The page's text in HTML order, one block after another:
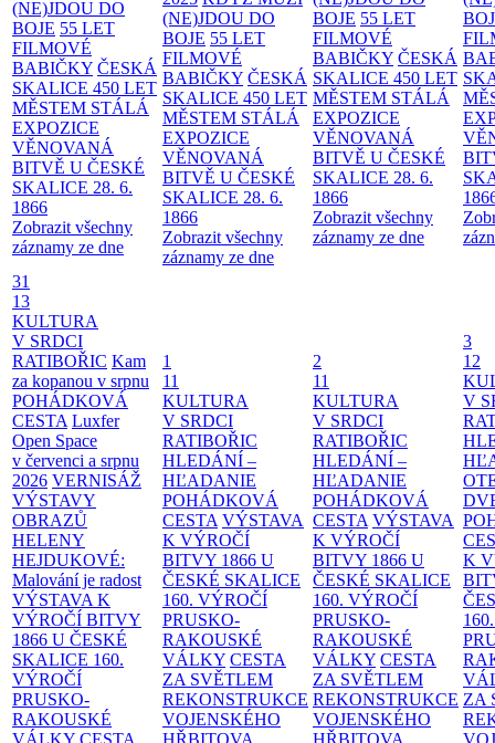
(NE)JDOU DO
BOJE 55 LET
FILMOVÉ
BABIČKY ČESKÁ
SKALICE 450 LET
MĚSTEM STÁLÁ
EXPOZICE
VĚNOVANÁ
BITVĚ U ČESKÉ
SKALICE 28. 6.
1866
Zobrazit všechny
záznamy ze dne
(NE)JDOU DO
BOJE 55 LET
FILMOVÉ
BABIČKY ČESKÁ
SKALICE 450 LET
MĚSTEM STÁLÁ
EXPOZICE
VĚNOVANÁ
BITVĚ U ČESKÉ
SKALICE 28. 6.
1866
Zobrazit všechny
záznamy ze dne
BOJE 55 LET
FILMOVÉ
BABIČKY ČESKÁ
SKALICE 450 LET
MĚSTEM STÁLÁ
EXPOZICE
VĚNOVANÁ
BITVĚ U ČESKÉ
SKALICE 28. 6.
1866
Zobrazit všechny
záznamy ze dne
31
13
KULTURA
V SRDCI
RATIBOŘIC Kam
za kopanou v srpnu
POHÁDKOVÁ
CESTA Luxfer
Open Space
v červenci a srpnu
2026 VERNISÁŽ
VÝSTAVY
OBRAZŮ
HELENY
HEJDUKOVÉ:
Malování je radost
VÝSTAVA K
VÝROČÍ BITVY
1866 U ČESKÉ
SKALICE 160.
VÝROČÍ
PRUSKO-
RAKOUSKÉ
1
11
KULTURA
V SRDCI
RATIBOŘIC
HLEDÁNÍ –
HĽADANIE
POHÁDKOVÁ
CESTA VÝSTAVA
K VÝROČÍ
BITVY 1866 U
ČESKÉ SKALICE
160. VÝROČÍ
PRUSKO-
RAKOUSKÉ
VÁLKY CESTA
ZA SVĚTLEM
REKONSTRUKCE
VOJENSKÉHO
2
11
KULTURA
V SRDCI
RATIBOŘIC
HLEDÁNÍ –
HĽADANIE
POHÁDKOVÁ
CESTA VÝSTAVA
K VÝROČÍ
BITVY 1866 U
ČESKÉ SKALICE
160. VÝROČÍ
PRUSKO-
RAKOUSKÉ
VÁLKY CESTA
ZA SVĚTLEM
REKONSTRUKCE
VOJENSKÉHO
3
12
V
K
ZA